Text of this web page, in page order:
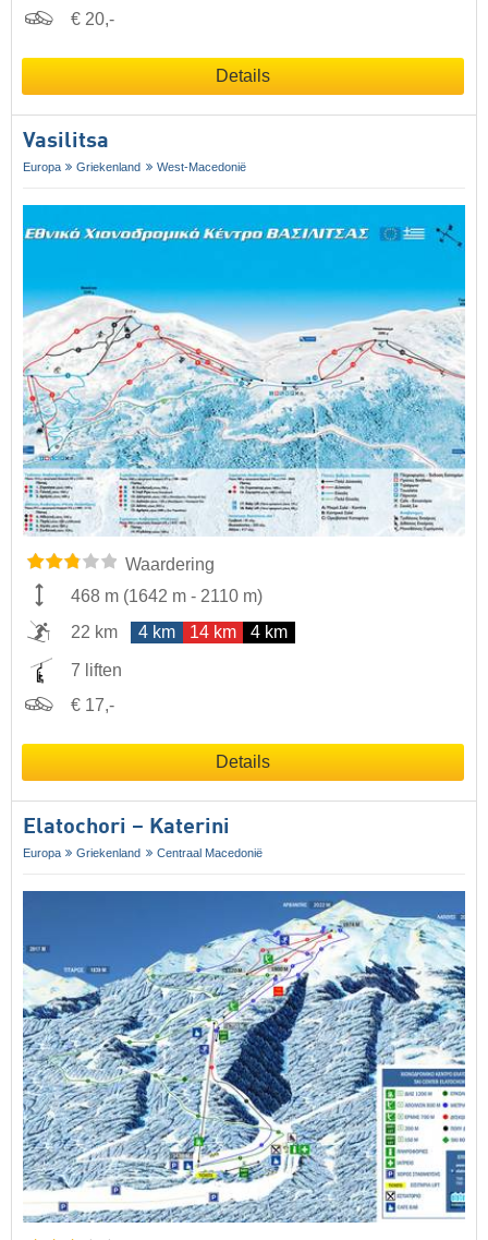
€ 20,-
Details
Vasilitsa
Europa Griekenland West-Macedonië
Waardering
468 m (1642 m - 2110 m)
22 km
4 km 14 km 4 km
7 liften
€ 17,-
Details
Elatochori – Katerini
Europa Griekenland Centraal Macedonië